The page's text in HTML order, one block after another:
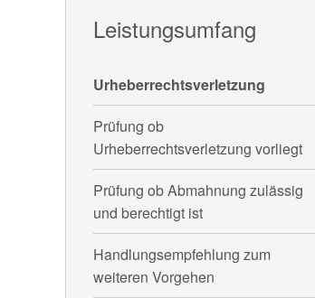
Leistungsumfang
Urheberrechtsverletzung
Prüfung ob
Urheberrechtsverletzung vorliegt
Prüfung ob Abmahnung zulässig
und berechtigt ist
Handlungsempfehlung zum
weiteren Vorgehen